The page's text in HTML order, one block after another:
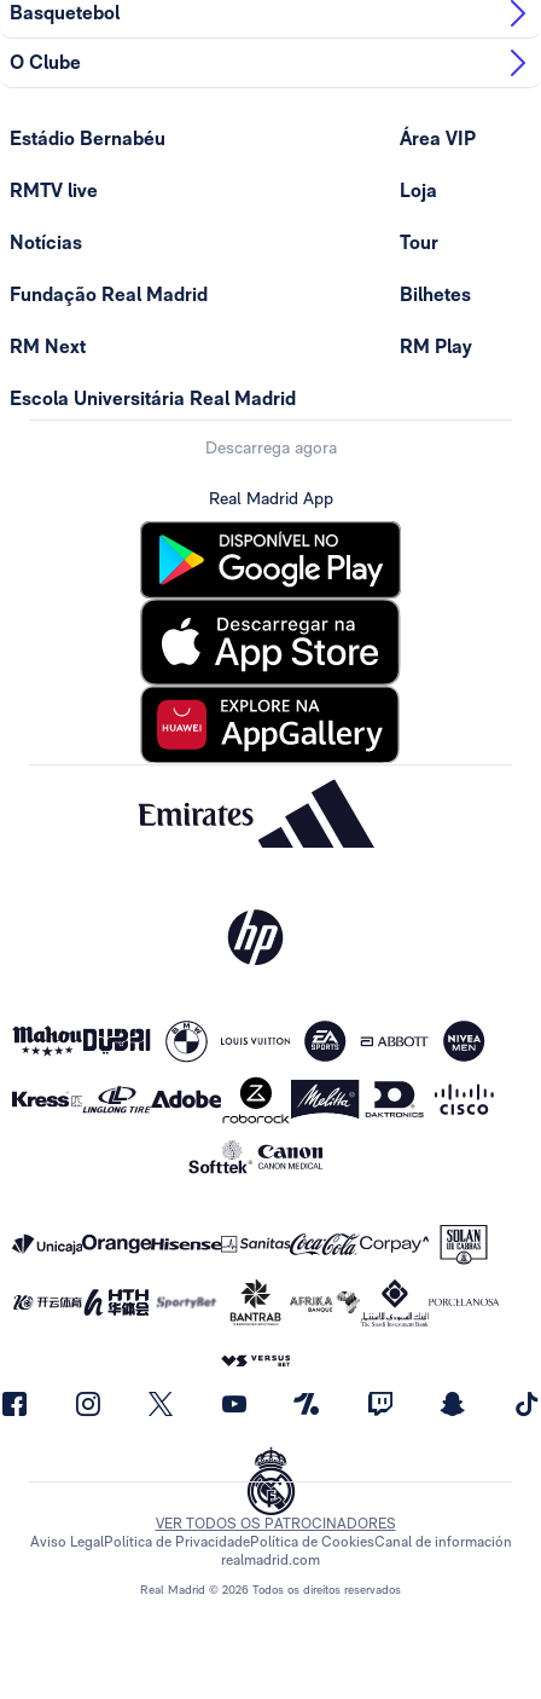
Basquetebol
O Clube
Estádio Bernabéu
RMTV live
Notícias
Fundação Real Madrid
RM Next
Escola Universitária Real Madrid
Área VIP
Loja
Tour
Bilhetes
RM Play
Descarrega agora
Real Madrid App
Real Madrid © 2026 Todos os direitos reservados
VER TODOS OS PATROCINADORES
Aviso LegalPolítica de PrivacidadePolítica de CookiesCanal de información
realmadrid.com